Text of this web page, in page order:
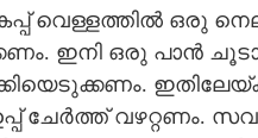
വെള്ളത്തിൽ ഒരു
ഇനി ഒരു പാൻ
ചേർത്ത് വഴറ്റണം.